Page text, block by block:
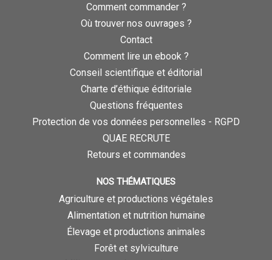
Comment commander ?
Où trouver nos ouvrages ?
Contact
Comment lire un ebook ?
Conseil scientifique et éditorial
Charte d’éthique éditoriale
Questions fréquentes
Protection de vos données personnelles - RGPD
QUAE RECRUTE
Retours et commandes
NOS THÉMATIQUES
Agriculture et productions végétales
Alimentation et nutrition humaine
Élevage et productions animales
Forêt et sylviculture